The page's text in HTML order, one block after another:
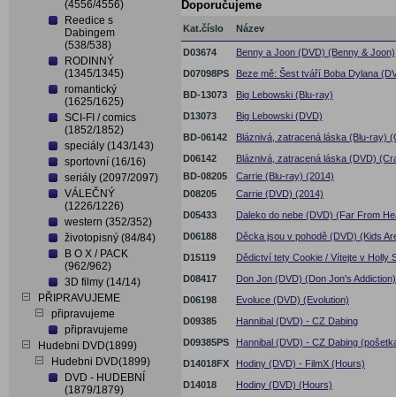
(4556/4556)
Reedice s
Dabingem
(538/538)
RODINNÝ
(1345/1345)
romantický
(1625/1625)
SCI-FI / comics
(1852/1852)
speciály (143/143)
sportovní (16/16)
seriály (2097/2097)
VÁLEČNÝ
(1226/1226)
western (352/352)
životopisný (84/84)
B O X / PACK
(962/962)
3D filmy (14/14)
PŘIPRAVUJEME
připravujeme
připravujeme
Hudebni DVD(1899)
Hudebni DVD(1899)
DVD - HUDEBNÍ
(1879/1879)
Doporučujeme
Kat.číslo Název
D03674
Benny a Joon (DVD) (Benny & Joon)
D07098PS
Beze mě: Šest tváří Boba Dylana
BD-13073
Big Lebowski (Blu-ray)
D13073
Big Lebowski (DVD)
BD-06142
Bláznivá, zatracená láska (Blu-ray)
D06142
Bláznivá, zatracená láska (DVD)
BD-08205
Carrie (Blu-ray) (2014)
D08205
Carrie (DVD) (2014)
D05433
Daleko do nebe (DVD) (Far From
D06188
Děcka jsou v pohodě (DVD) (Kids
D15119
Dědictví tety Cookie / Vítejte v Holly
D08417
Don Jon (DVD) (Don Jon's Addiction)
D06198
Evoluce (DVD) (Evolution)
D09385
Hannibal (DVD) - CZ Dabing
D09385PS
Hannibal (DVD) - CZ Dabing
D14018FX
Hodiny (DVD) - FilmX (Hours)
D14018
Hodiny (DVD) (Hours)